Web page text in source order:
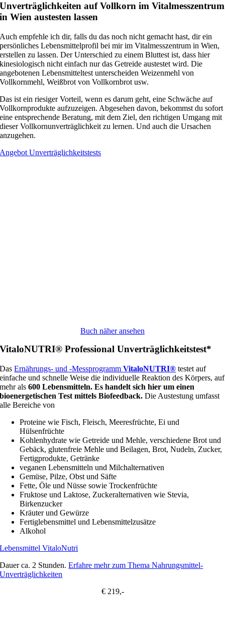
Unverträglichkeiten auf Vollkorn im Vitalmesszentrum
in Wien austesten lassen
Auch empfehle ich dir, falls du das noch nicht gemacht hast, dir ein
persönliches Lebensmittelprofil bei mir im Vitalmesszentrum in Wien,
erstellen zu lassen. Der Unterschied zu einem Bluttest ist, dass hier
kinesiologisch nicht einfach nur das Getreide austestet wird. Die
angebotenen Lebensmitteltest unterscheiden Weizenmehl von
Vollkornmehl, Weißbrot von Vollkornbrot usw.
Das ist ein riesiger Vorteil, wenn es darum geht, eine Schwäche auf
Vollkornprodukte aufzuzeigen. Abgesehen davon, bekommst du sofort
eine entsprechende Beratung, mit dem Ziel, den richtigen Umgang mit
dieser Vollkornunverträglichkeit zu lernen. Und auch die Ursachen
anzugehen.
Angebot Unverträglichkeitstests
Buch näher ansehen
VitaloNUTRI® Professional Unverträglichkeitstest*
DasErnährungs- und -MessprogrammVitaloNUTRI® testet auf
einfache und schnelle Weise die individuelle Reaktion des Körpers, auf
mehr als600 Lebensmitteln. Es handelt sich hier um einen
bioenergetischen Test mittels Biofeedback.Die Austestung umfasst
alle Bereiche von
Proteine wie Fisch, Fleisch, Meeresfrüchte, Ei und
Hülsenfrüchte
Kohlenhydrate wie Getreide und Mehle, verschiedene Brot und
Gebäck, glutenfreie Mehle und Beilagen, Brot, Nudeln, Zucker,
Fertigprodukte, Getränke
veganen Lebensmitteln und Milchalternativen
Gemüse, Pilze, Obst und Säfte
Fette, Öle und Nüsse sowie Trockenfrüchte
Fruktose und Laktose, Zuckeralternativen wie Stevia,
Birkenzucker
Kräuter und Gewürze
Fertiglebensmittel und Lebensmittelzusätze
Alkohol
Lebensmittel VitaloNutri
Dauer ca. 2 Stunden.Erfahre mehr zum Thema Nahrungsmittel-
Unverträglichkeiten
€ 219,-